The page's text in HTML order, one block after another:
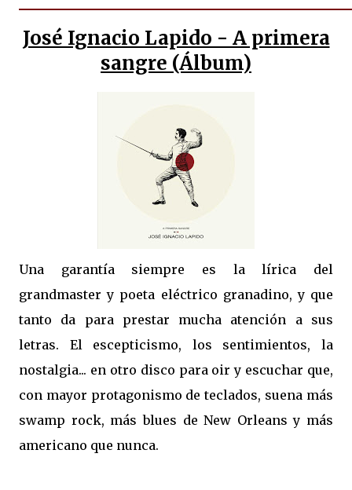
José Ignacio Lapido - A primera
sangre (Álbum)
Una garantía siempre es la lírica del
grandmaster y poeta eléctrico granadino, y que
tanto da para prestar mucha atención a sus
letras. El escepticismo, los sentimientos, la
nostalgia... en otro disco para oir y escuchar que,
con mayor protagonismo de teclados, suena más
swamp rock, más blues de New Orleans y más
americano que nunca.